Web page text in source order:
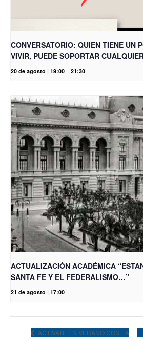
CONVERSATORIO: QUIEN TIENE UN
VIVIR, PUEDE SOPORTAR
20 de agosto | 19:00 - 21:30
ACTUALIZACIÓN ACADÉMICA
SANTA FE Y EL FEDERALISMO…”
21 de agosto | 17:00
ACTIVATE EN VERANO CON LA